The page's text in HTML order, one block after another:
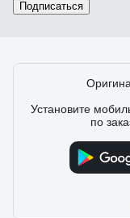
Подписаться
Установите
по